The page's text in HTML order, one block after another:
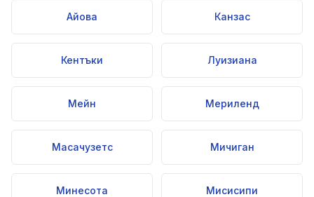
Айова Канзас
Кентъки Луизиана
Мейн Мериленд
Масачузетс Мичиган
Минесота Мисисипи